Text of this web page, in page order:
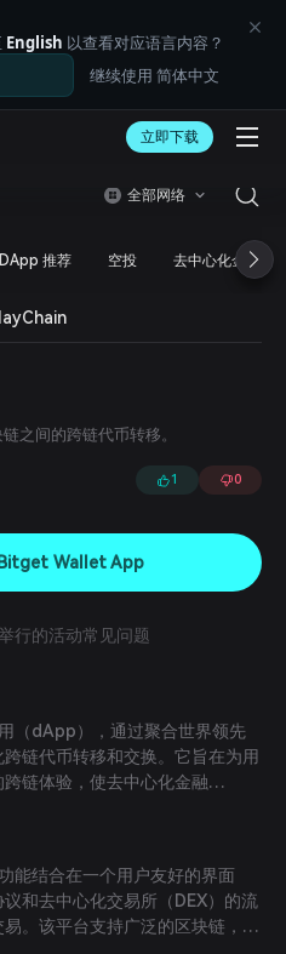
English 以查看对应语言内容？
继续使用 简体中文
立即下载
全部网络
DApp 推荐 空投 去中心化金融
之间的跨链代币转移。
1 0
Wallet App
行的活动常见问题
（dApp），通过聚合世界领先
链代币转移和交换。它旨在为用
链体验，使去中心化金融
能结合在一个用户友好的界面
和去中心化交易所（DEX）的流
。该平台支持广泛的区块链，便